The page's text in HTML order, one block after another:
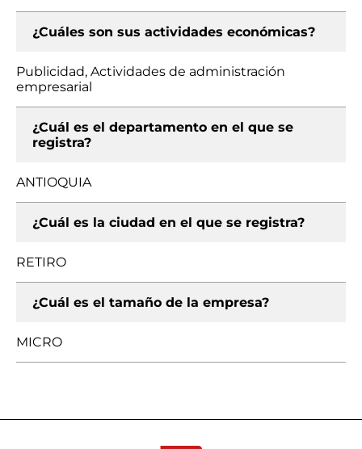
¿Cuáles son sus actividades económicas?
Publicidad, Actividades de administración
empresarial
¿Cuál es el departamento en el que se
registra?
ANTIOQUIA
¿Cuál es la ciudad en el que se registra?
RETIRO
¿Cuál es el tamaño de la empresa?
MICRO